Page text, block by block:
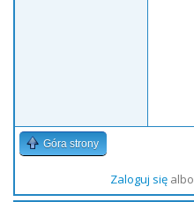
Góra strony
Zaloguj sięalbo